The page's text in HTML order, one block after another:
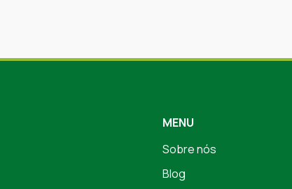
MENU
Sobre nós
Blog